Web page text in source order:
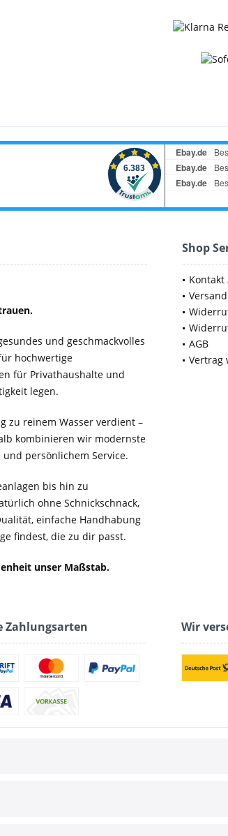
und geschmackvolles
hochwertige
für Privathaushalte und
legen.
zu reinem Wasser verdient –
kombinieren wir modernste
persönlichem Service.
bis hin zu
ohne Schnickschnack,
einfache Handhabung
findest, die zu dir passt.
unser Maßstab.
Shop
Kontakt
AGB
Vertrag
Zahlungsarten Wir